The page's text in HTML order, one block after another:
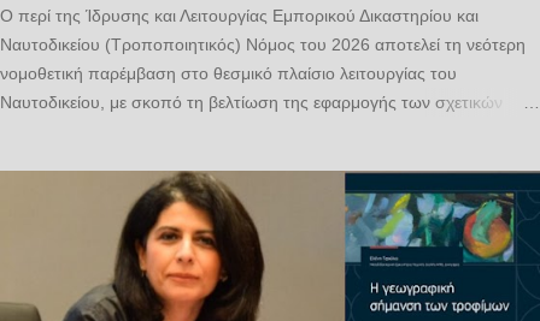
Ο περί της Ίδρυσης και Λειτουργίας Εμπορικού Δικαστηρίου και
Ναυτοδικείου (Τροποποιητικός) Νόμος του 2026 αποτελεί τη νεότερη
νομοθετική παρέμβαση στο θεσμικό πλαίσιο λειτουργίας του
Ναυτοδικείου, με σκοπό τη βελτίωση της εφαρμογής των σχετικών
εισάγονται αφορούν κυρίως δύο ζητήματα: αφενός τη διευκρίνιση της
σύνθεσης του Δικαστηρίου και αφετέρου την ενίσχυση της ευελιξίας ως
προς τον ορισμό δικαστών για την εκδίκαση υποθέσεων σε περίπτωση
κωλύματος ή άλλων ειδικών περιστάσεων. 1. Τροποποίηση του
άρθρου 18 του βασικού νόμου Με την τροποποίηση του άρθρου 18,